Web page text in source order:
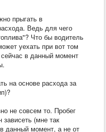
прыгать в
Ведь для чего
Что бы водитель
уехать при вот том
в данный момент
на основе расхода за
не совсем то. Пробег
зависеть (мне так
данный момент, а не от